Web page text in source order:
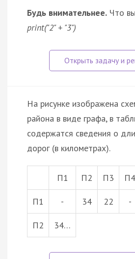
Будь внимательнее. Что
print("2" + "3")
На рисунке изображена
района в виде графа, в
содержатся сведения о
дорог (в километрах).
П1 П2 П3 П4
П1 - 34 22 -
П2 34…